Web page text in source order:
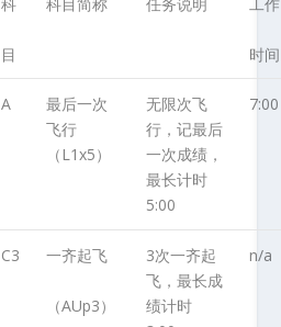
科
目
科目简称 任务说明 工作
时间
A
最后一次
飞行
（L1x5）
无限次飞
行，记最后
一次成绩，
最长计时
5:00
7:00
C3 一齐起飞
（AUp3）
3次一齐起
飞，最长成
绩计时
n/a